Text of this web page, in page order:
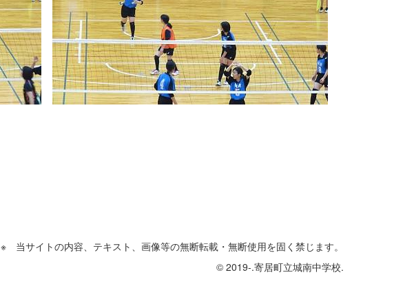
※ 当サイトの内容、テキスト、画像等の無断転載・無断使用を固く禁じます。
© 2019-.寄居町立城南中学校.